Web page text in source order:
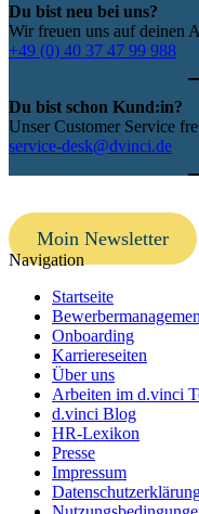
Du bist neu bei uns?
Wir freuen uns auf deinen
+49 (0) 40 37 47 99 988
Du bist schon Kund:in?
Unser Customer Service
service-desk@dvinci.de
Moin Newsletter
Navigation
Startseite
Onboarding
Karriereseiten
Über uns
Arbeiten im d.vinci
d.vinci Blog
HR-Lexikon
Presse
Impressum